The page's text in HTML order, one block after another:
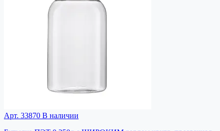
Арт. 33870 В наличии